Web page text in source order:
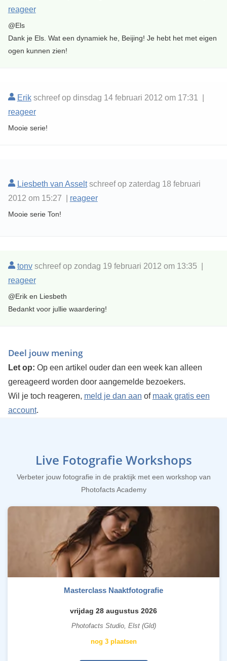
reageer
@Els
Dank je Els. Wat een dynamiek he, Beijing! Je hebt het met eigen
ogen kunnen zien!
Erikschreef op dinsdag 14 februari 2012 om 17:31 |
reageer
Mooie serie!
Liesbeth van Asseltschreef op zaterdag 18 februari
2012 om 15:27 | reageer
Mooie serie Ton!
tonvschreef op zondag 19 februari 2012 om 13:35 |
reageer
@Erik en Liesbeth
Bedankt voor jullie waardering!
Deel jouw mening
Let op: Op een artikel ouder dan een week kan alleen
gereageerd worden door aangemelde bezoekers.
Wil je toch reageren, meld je dan aan of maak gratis een
account.
Live Fotografie Workshops
Verbeter jouw fotografie in de praktijk met een workshop van
Photofacts Academy
Masterclass Naaktfotografie
vrijdag 28 augustus 2026
Photofacts Studio, Elst (Gld)
nog 3 plaatsen